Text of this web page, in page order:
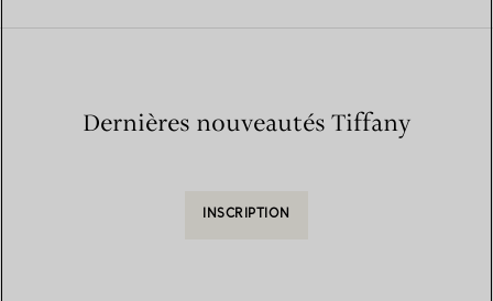
Dernières nouveautés Tiffany
INSCRIPTION